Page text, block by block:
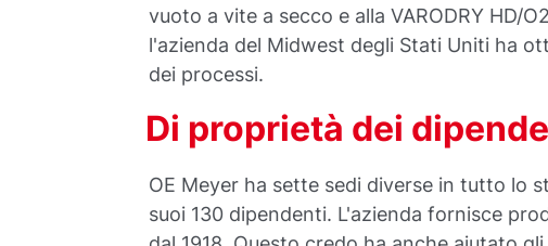
vuoto a vite a secco e alla VARODRY HD/
l'azienda del Midwest degli Stati Uniti ha
dei processi.
Di proprietà dei
OE Meyer ha sette sedi diverse in tutto lo
suoi 130 dipendenti. L'azienda fornisce